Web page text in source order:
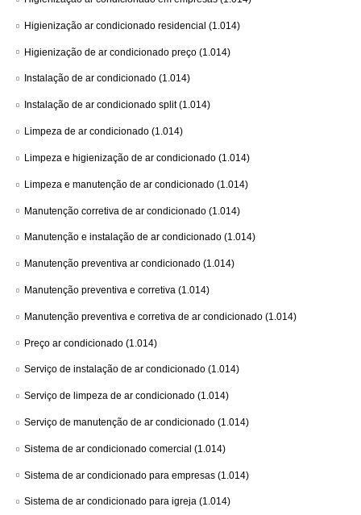
Higienização ar condicionado residencial (1.014)
Higienização de ar condicionado preço (1.014)
Instalação de ar condicionado (1.014)
Instalação de ar condicionado split(1.014)
Limpeza de ar condicionado (1.014)
Limpeza e higienização de ar condicionado (1.014)
Limpeza e manutenção de ar condicionado (1.014)
Manutenção corretiva de ar condicionado (1.014)
Manutenção e instalação de ar condicionado (1.014)
Manutenção preventiva ar condicionado (1.014)
Manutenção preventiva e corretiva (1.014)
Manutenção preventiva e corretiva de ar condicionado (1.014)
Preço ar condicionado (1.014)
Serviço de instalação de ar condicionado (1.014)
Serviço de limpeza de ar condicionado (1.014)
Serviço de manutenção de ar condicionado (1.014)
Sistema de ar condicionado comercial (1.014)
Sistema de ar condicionado para empresas (1.014)
Sistema de ar condicionado para igreja (1.014)